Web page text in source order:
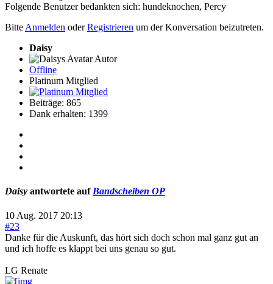
Folgende Benutzer bedankten sich: hundeknochen, Percy
Bitte Anmelden oderRegistrieren um der Konversation beizutreten.
Daisy
Autor
Offline
Platinum Mitglied
Beiträge: 865
Dank erhalten: 1399
Daisy antwortete auf Bandscheiben OP
10 Aug. 2017 20:13
#23
Danke für die Auskunft, das hört sich doch schon mal ganz gut an
und ich hoffe es klappt bei uns genau so gut.
LG Renate